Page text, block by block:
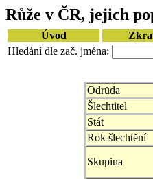
Růže v ČR, jejich
Úvod
Hledání dle zač. jména:
Odrůda
Šlechtitel
Stát
Rok šlechtění
Skupina